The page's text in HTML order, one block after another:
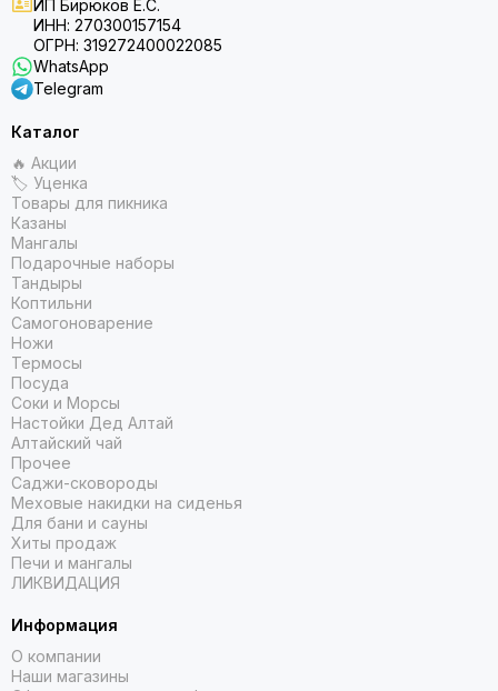
ИП Бирюков Е.С.
ИНН: 270300157154
ОГРН: 319272400022085
WhatsApp
Telegram
Каталог
🔥 Акции
🏷 Уценка
Товары для пикника
Казаны
Мангалы
Подарочные наборы
Тандыры
Коптильни
Самогоноварение
Ножи
Термосы
Посуда
Соки и Морсы
Настойки Дед Алтай
Алтайский чай
Прочее
Саджи-сковороды
Меховые накидки на сиденья
Для бани и сауны
Хиты продаж
Печи и мангалы
ЛИКВИДАЦИЯ
Информация
О компании
Наши магазины